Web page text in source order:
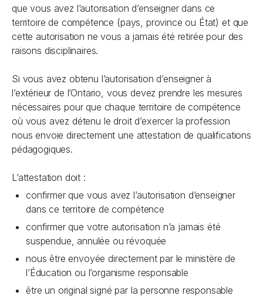
que vous avez l’autorisation d’enseigner dans ce
territoire de compétence (pays, province ou État) et que
cette autorisation ne vous a jamais été retirée pour des
raisons disciplinaires.
Si vous avez obtenu l’autorisation d’enseigner à
l’extérieur de l’Ontario, vous devez prendre les mesures
nécessaires pour que chaque territoire de compétence
où vous avez détenu le droit d’exercer la profession
nous envoie directement une attestation de qualifications
pédagogiques.
L’attestation doit :
confirmer que vous avez l’autorisation d’enseigner
dans ce territoire de compétence
confirmer que votre autorisation n’a jamais été
suspendue, annulée ou révoquée
nous être envoyée directement par le ministère de
l’Éducation ou l’organisme responsable
être un original signé par la personne responsable